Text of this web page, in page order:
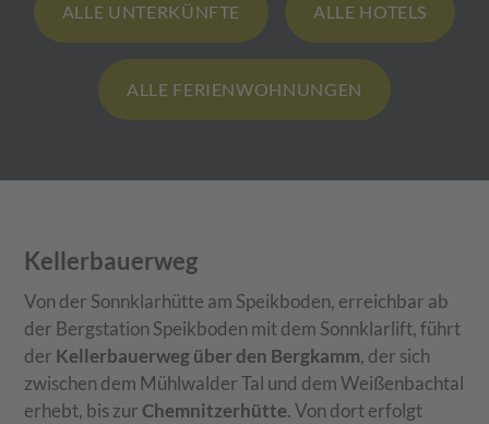
ALLE UNTERKÜNFTE ALLE HOTELS
ALLE FERIENWOHNUNGEN
Kellerbauerweg
Von der Sonnklarhütte am Speikboden, erreichbar ab
der Bergstation Speikboden mit dem Sonnklarlift, führt
der Kellerbauerweg über den Bergkamm, der sich
zwischen dem Mühlwalder Tal und dem Weißenbachtal
erhebt, bis zurChemnitzerhütte. Von dort erfolgt